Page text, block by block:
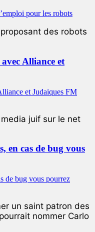
des robots
Alliance et
juif sur le net
en cas de bug vous
un saint patron des
nommer Carlo